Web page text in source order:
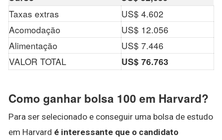
Taxas extras
US$ 4.602
Acomodação
US$ 12.056
Alimentação
US$ 7.446
VALOR TOTAL
US$ 76.763
Como ganhar bolsa 100 em Harvard?
Para ser selecionado e conseguir uma bolsa de estudo
em Harvard é interessante que o candidato